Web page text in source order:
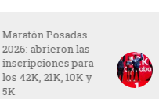
Maratón Posadas
2026: abrieron las
inscripciones para
los 42K, 21K, 10K y
5K